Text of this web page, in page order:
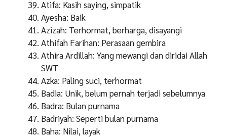
Atifa: Kasih saying, simpatik
Ayesha: Baik
Azizah: Terhormat, berharga, disayangi
Athifah Farihan: Perasaan gembira
Athira Ardillah: Yang mewangi dan diridai Allah
SWT
Azka: Paling suci, terhormat
Badia: Unik, belum pernah terjadi sebelumnya
Badra: Bulan purnama
Badriyah: Seperti bulan purnama
Baha: Nilai, layak